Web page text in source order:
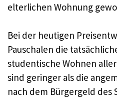
elterlichen Wohnung
Bei der heutigen
Pauschalen die
studentische Wohnen
sind geringer als die
nach dem Bürgergeld des